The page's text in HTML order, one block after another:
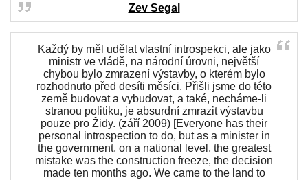
Zev Segal
Každý by měl udělat vlastní introspekci, ale jako
ministr ve vládě, na národní úrovni, největší
chybou bylo zmrazení výstavby, o kterém bylo
rozhodnuto před desíti měsíci. Přišli jsme do této
země budovat a vybudovat, a také, necháme-li
stranou politiku, je absurdní zmrazit výstavbu
pouze pro Židy. (září 2009) [Everyone has their
personal introspection to do, but as a minister in
the government, on a national level, the greatest
mistake was the construction freeze, the decision
made ten months ago. We came to the land to